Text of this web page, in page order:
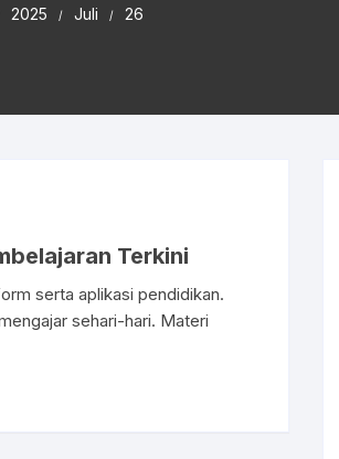
2025 Juli 26
Terkini
serta aplikasi pendidikan.
sehari-hari. Materi